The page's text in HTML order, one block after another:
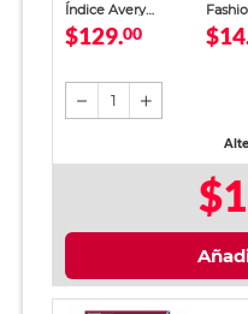
Índice Avery
Abecedario 1 block
$129.00
1
/ Azul